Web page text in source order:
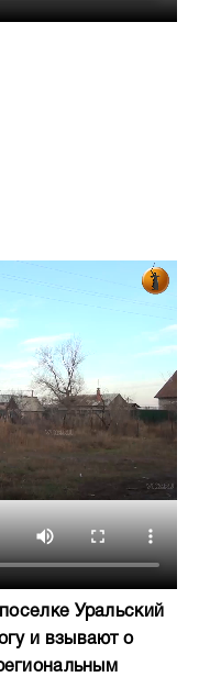
Уральский
и взывают о